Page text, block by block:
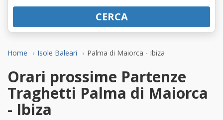
Home Isole Baleari Palma di Maiorca - Ibiza
CERCA
Orari prossime Partenze
Traghetti Palma di Maiorca
- Ibiza